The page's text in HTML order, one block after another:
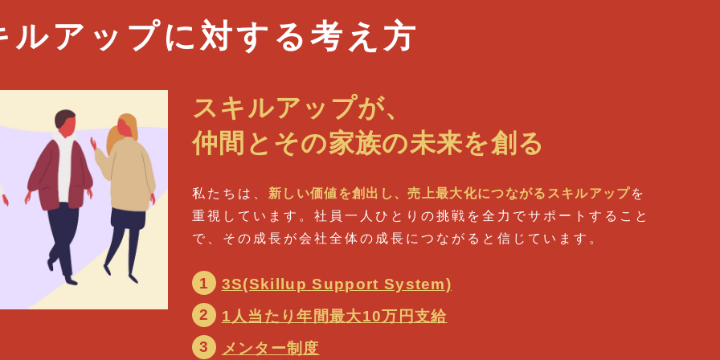
ルアップに 対する考え方
スキルアップが、
仲間とその家族の未来を創る
私たちは、 新しい価値を創出し、売上最大化につながるスキルアップを
重視しています。社員一人ひとりの挑戦を全力でサポートすること
で、その成長が会社全体の成長につながると信じています。
1
3S(Skillup Support System)
2
1人当たり年間最大10万円支給
3
メンター制度